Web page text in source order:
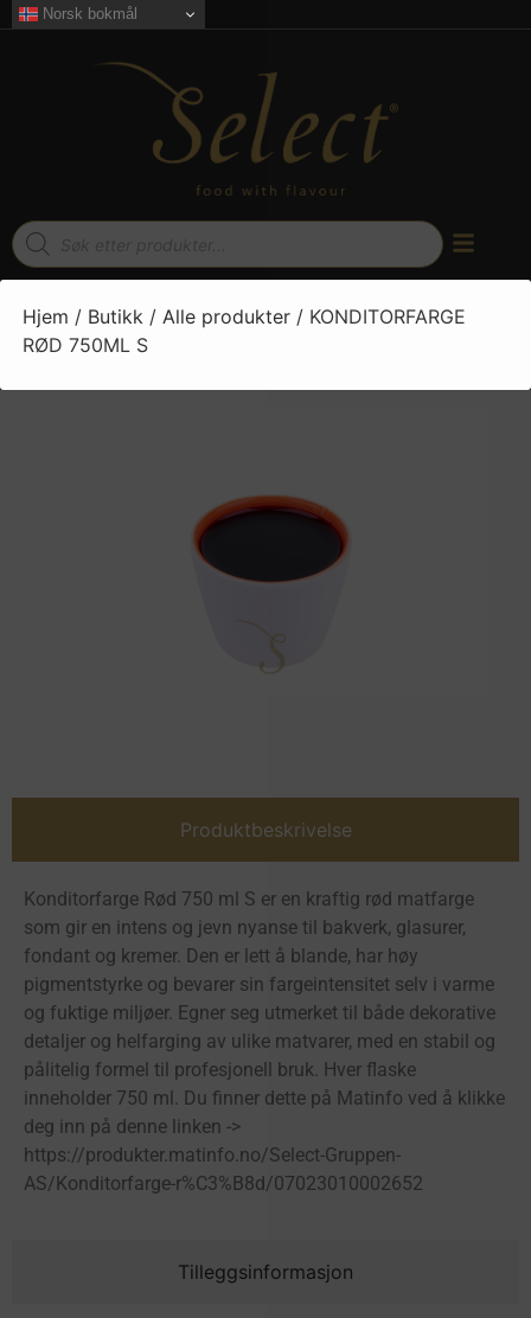
Norsk bokmål
Hjem / Butikk / Alle produkter/ KONDITORFARGE
RØD 750ML S
Produktbeskrivelse
Tilleggsinformasjon
Konditorfarge Rød 750 ml S er en kraftig rød matfarge
som gir en intens og jevn nyanse til bakverk, glasurer,
fondant og kremer. Den er lett å blande, har høy
pigmentstyrke og bevarer sin fargeintensitet selv i varme
og fuktige miljøer. Egner seg utmerket til både dekorative
detaljer og helfarging av ulike matvarer, med en stabil og
pålitelig formel til profesjonell bruk. Hver flaske
inneholder 750 ml. Du finner dette på Matinfo ved å klikke
deg inn på denne linken ->
https://produkter.matinfo.no/Select-Gruppen-
AS/Konditorfarge-r%C3%B8d/07023010002652